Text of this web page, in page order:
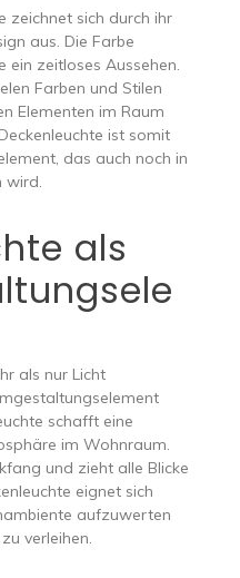
zeichnet sich durch ihr
aus. Die Farbe
ein zeitloses Aussehen.
Farben und Stilen
Elementen im Raum
ist somit
das auch noch in
wird.
als
als nur Licht
schafft eine
im Wohnraum.
und zieht alle Blicke
eignet sich
aufzuwerten
verleihen.